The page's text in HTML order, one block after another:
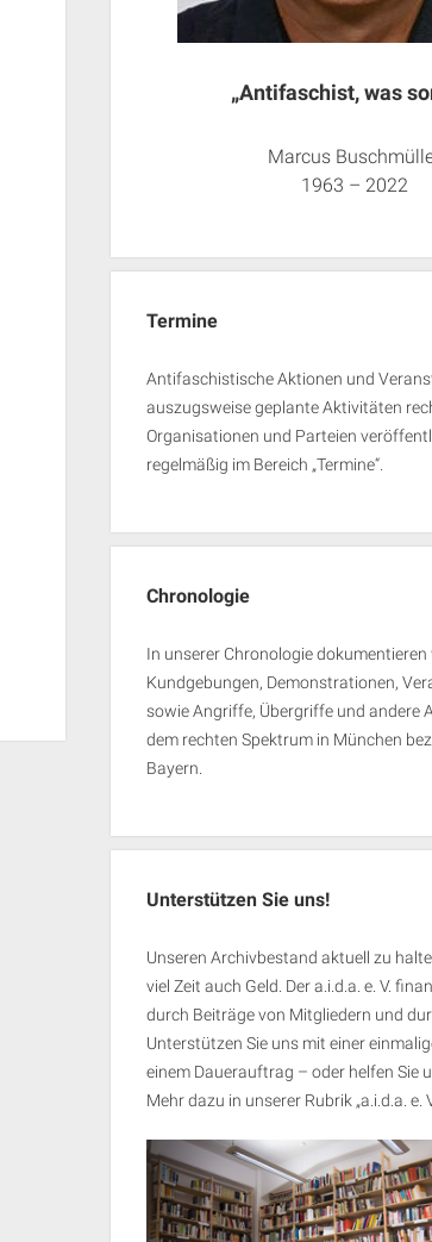
„Antifaschist, was
Marcus
1963 – 2022
Termine
Antifaschistische Aktionen und
auszugsweise geplante Aktivitäten
Organisationen und Parteien
regelmäßig im Bereich „Termine“.
Chronologie
In unserer Chronologie dokumentieren
Kundgebungen, Demonstrationen,
sowie Angriffe, Übergriffe und andere
dem rechten Spektrum in München
Bayern.
Unterstützen Sie uns!
Unseren Archivbestand aktuell zu
viel Zeit auch Geld. Der a.i.d.a. e. V.
durch Beiträge von Mitgliedern und
Unterstützen Sie uns mit einer
einem Dauerauftrag – oder helfen Sie
Mehr dazu in unserer Rubrik „a.i.d.a. e.